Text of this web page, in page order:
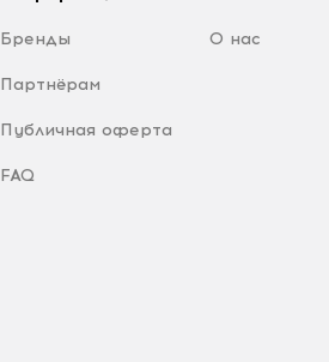
Бренды
Партнёрам
Публичная оферта
FAQ
О нас